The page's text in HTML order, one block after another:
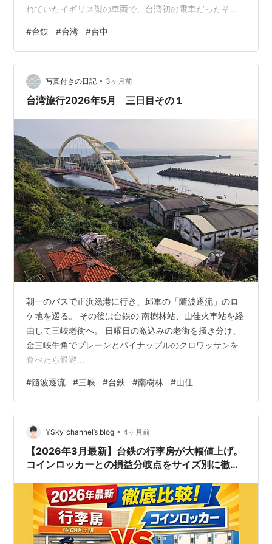
れていたイギリス製の車両で、台湾初の電車だったそ
ぎが乗務していた。
#台鉄 #台湾 #台中
写真付きの日記 • 3ヶ月前
台湾旅行2026年5月 三日目その１
朝一のバスで正浜漁港に行き、邱軍の「隨波逐流」のロ
ケ地を巡る。 その後は台鉄の 南樹林站、山佳火車站を経
由して三峽老街へ。 日曜日の激込みの老街を掻き分け、
金三峽牛角でプレーンとパイナップルのクロワッサンを
食べたら退避...
#隨波逐流 #三峡 #台鉄 #南樹林 #山佳
YSky_channel’s blog • 4ヶ月前
【2026年3月最新】台鉄の行李房が大幅値上げ。
コインロッカーとの損益分岐点をサイズ別に徹底